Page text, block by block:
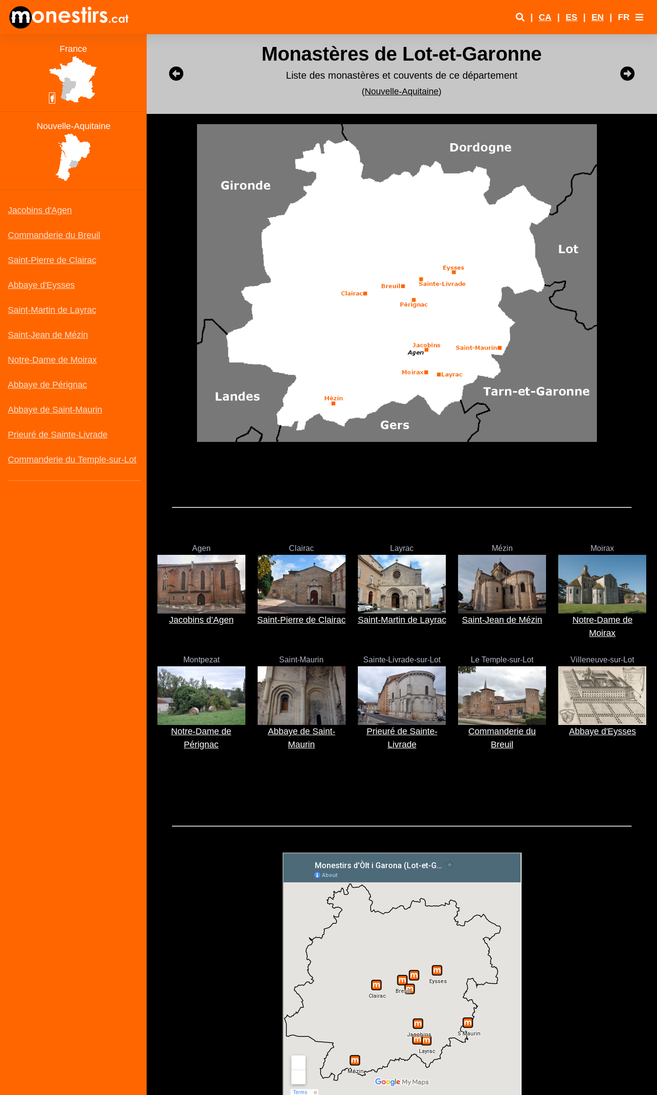
| CA | ES | EN | FR
Monastères de Lot-et-Garonne
Liste des monastères et couvents de ce département
(Nouvelle-Aquitaine)
Agen
Jacobins d’Agen
Clairac
Saint-Pierre de Clairac
Layrac
Saint-Martin de Layrac
Mézin
Saint-Jean de Mézin
Moirax
Notre-Dame de
Moirax
Montpezat
Notre-Dame de
Pérignac
Saint-Maurin
Abbaye de Saint-
Maurin
Sainte-Livrade-sur-Lot
Prieuré de Sainte-
Livrade
Le Temple-sur-Lot
Commanderie du
Breuil
Villeneuve-sur-Lot
Abbaye d'Eysses